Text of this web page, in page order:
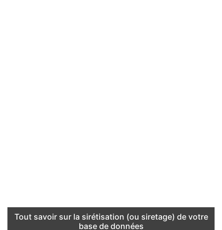
Tout savoir sur la sirétisation (ou siretage) de votre
base de données